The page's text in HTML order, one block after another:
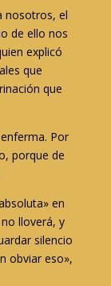
nosotros, el
de ello nos
explicó
que
que
Por
porque de
en
lloverá, y
silencio
obviar eso»,